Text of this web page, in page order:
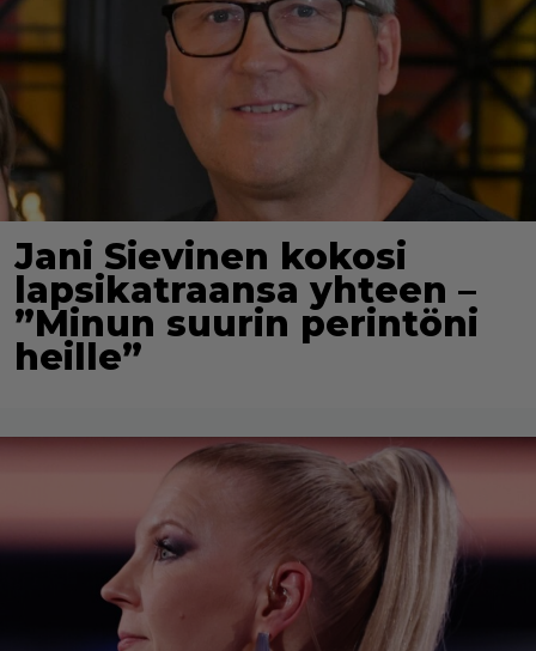
Jani Sievinen kokosi
lapsikatraansa yhteen –
”Minun suurin perintöni
heille”